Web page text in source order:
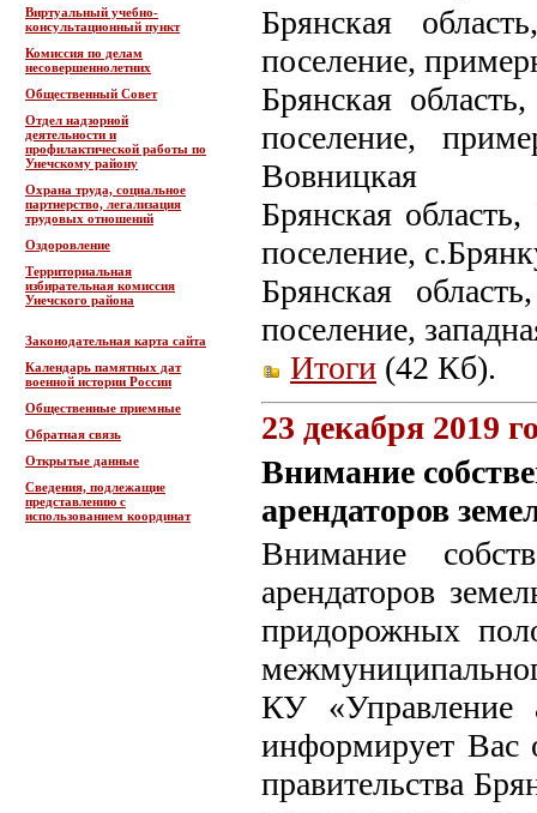
Виртуальный учебно-
консультационный пункт
Комиссия по делам
несовершеннолетних
Общественный Совет
Отдел надзорной
деятельности и
профилактической работы по
Унечскому району
Охрана труда, социальное
партнерство, легализация
трудовых отношений
Оздоровление
Территориальная
избирательная комиссия
Унечского района
Законодательная карта сайта
Календарь памятных дат
военной истории России
Общественные приемные
Обратная связь
Открытые данные
Сведения, подлежащие
представлению с
использованием координат
Брянская
поселение,
Брянская
поселение,
Вовницкая
Брянская
поселение,
Брянская
поселение,
Итоги (42 Кб).
23 декабря 2019
Внимание
арендаторов
Внимание
арендаторов
придорожных
КУ «Управление
информирует Вас
правительства